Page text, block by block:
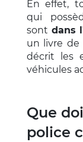
En effet,
qui
sont dans
un livre de
décrit les
véhicules
Que
police